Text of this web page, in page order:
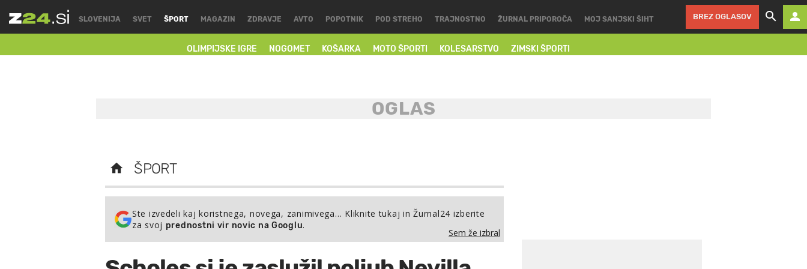
SLOVENIJA SVET ŠPORT
OLIMPIJSKE IGRE NOGOMET KOŠARKA MOTO ŠPORTI KOLESARSTVO ZIMSKI ŠPORTI
MAGAZIN ZDRAVJE AVTO POPOTNIK POD STREHO TRAJNOSTNO ŽURNAL PRIPOROČA MOJ SANJSKI ŠIHT BREZ OGLASOV
ŠPORT
Ste izvedeli kaj koristnega, novega, zanimivega… Kliknite tukaj in Žurnal24 izberite
za svoj prednostni vir novic na Googlu.
Sem že izbral